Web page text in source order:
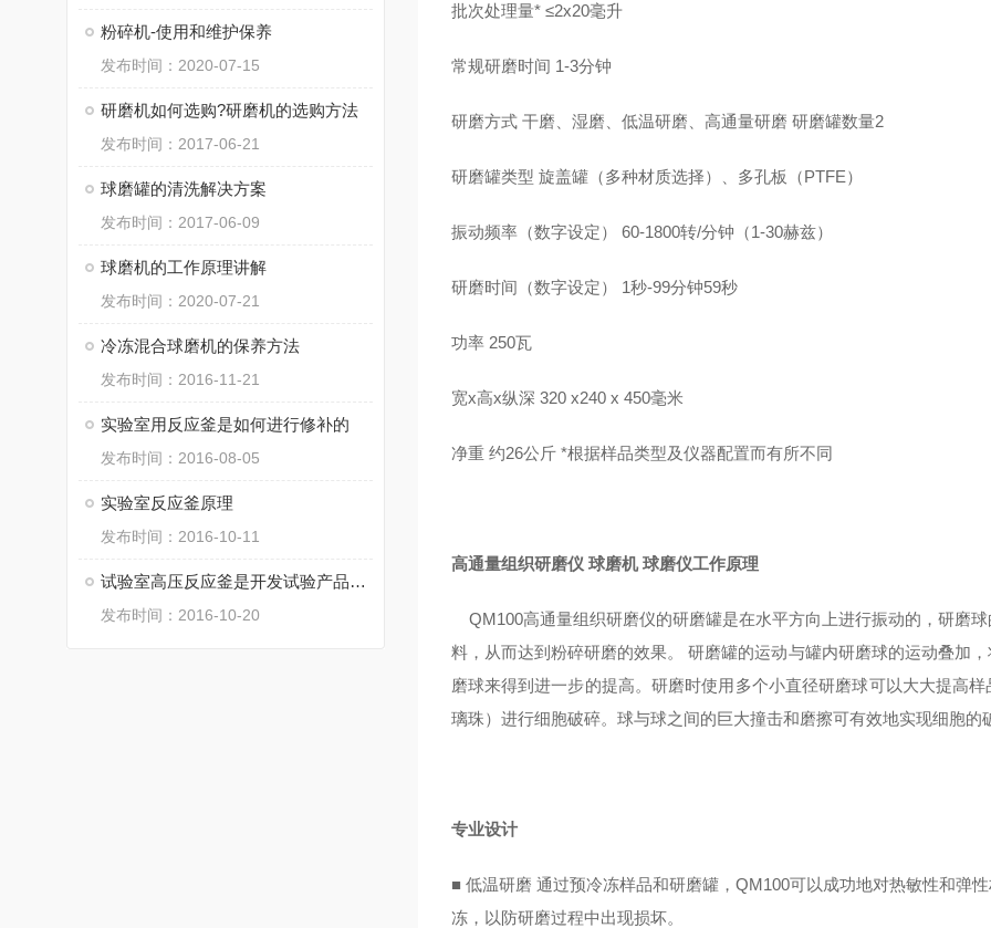
粉碎机-使用和维护保养
发布时间：2020-07-15
研磨机如何选购?研磨机的选购方法
发布时间：2017-06-21
球磨罐的清洗解决方案
发布时间：2017-06-09
球磨机的工作原理讲解
发布时间：2020-07-21
冷冻混合球磨机的保养方法
发布时间：2016-11-21
实验室用反应釜是如何进行修补的
发布时间：2016-08-05
实验室反应釜原理
发布时间：2016-10-11
试验室高压反应釜是开发试验产品的装置
发布时间：2016-10-20
批次处理量* ≤2x20毫升
常规研磨时间 1-3分钟
研磨方式 干磨、湿磨、低温研磨、高通量研磨 研磨罐数量2
研磨罐类型 旋盖罐（多种材质选择）、多孔板（PTFE）
振动频率（数字设定） 60-1800转/分钟（1-30赫兹）
研磨时间（数字设定） 1秒-99分钟59秒
功率 250瓦
宽x高x纵深 320 x240 x 450毫米
净重 约26公斤 *根据样品类型及仪器配置而有所不同
高通量组织研磨仪 球磨机 球磨仪工作原理
QM100高通量组织研磨仪的研磨罐是在水平方向上进行振动的，研磨
料，从而达到粉碎研磨的效果。 研磨罐的运动与罐内研磨球的运动叠加
磨球来得到进一步的提高。研磨时使用多个小直径研磨球可以大大提高
璃珠）进行细胞破碎。球与球之间的巨大撞击和磨擦可有效地实现细胞的
专业设计
■ 低温研磨 通过预冷冻样品和研磨罐，QM100可以成功地对热敏性和弹
冻，以防研磨过程中出现损坏。